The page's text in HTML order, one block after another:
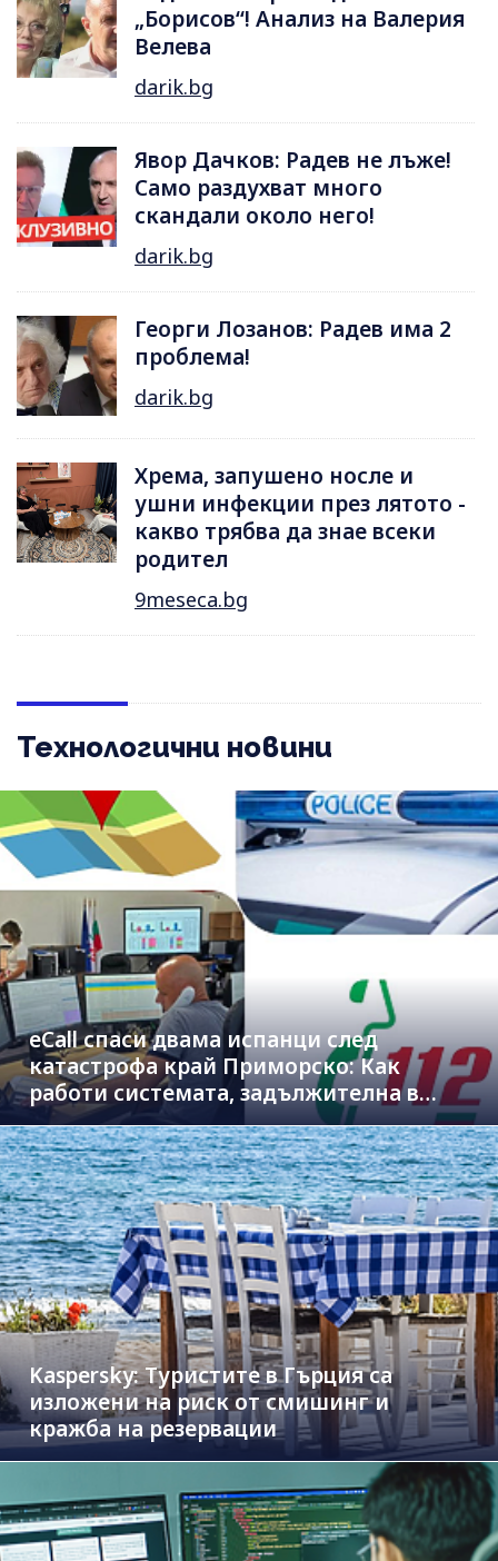
„Борисов“! Анализ на Валерия
Велева
darik.bg
Явор Дачков: Радев не лъже!
Само раздухват много
скандали около него!
darik.bg
Георги Лозанов: Радев има 2
проблема!
darik.bg
Хрема, запушено носле и
ушни инфекции през лятотo -
какво трябва да знае всеки
родител
9meseca.bg
Технологични новини
eCall спаси двама испанци след
катастрофа край Приморско: Как
работи системата, задължителна в
новите коли
Kaspersky: Туристите в Гърция са
изложени на риск от смишинг и
кражба на резервации